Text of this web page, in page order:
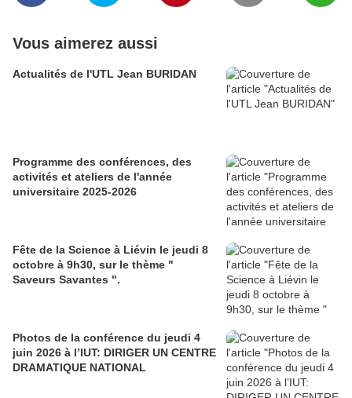
Vous aimerez aussi
Actualités de l'UTL Jean BURIDAN
Programme des conférences, des
activités et ateliers de l'année
universitaire 2025-2026
Fête de la Science à Liévin le jeudi 8
octobre à 9h30, sur le thème "
Saveurs Savantes ".
Photos de la conférence du jeudi 4
juin 2026 à l’IUT: DIRIGER UN CENTRE
DRAMATIQUE NATIONAL